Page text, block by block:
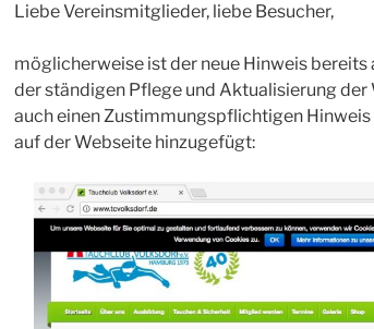
Liebe Vereinsmitglieder, liebe Besucher,
möglicherweise ist der neue Hinweis bereits
der ständigen Pflege und Aktualisierung der
auch einen Zustimmungspflichtigen
auf der Webseite hinzugefügt: